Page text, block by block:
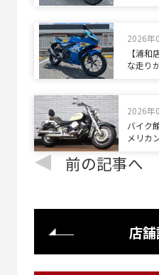
2026年
【浦
な走り
2026年
バイク
メリカ
R
前の記事へ
店